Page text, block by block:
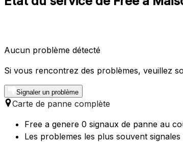
Aucun problème détecté
Si vous rencontrez des problèmes, veuillez
Signaler un problème
Carte de panne complète
Free a genere 0 signaux de panne au
Les problemes les plus souvent